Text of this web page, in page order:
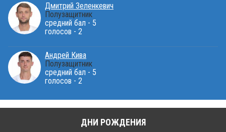
Дмитрий Зеленкевич
Полузащитник
средний бал - 5
голосов - 2
Андрей Кива
Полузащитник
средний бал - 5
голосов - 2
ДНИ РОЖДЕНИЯ